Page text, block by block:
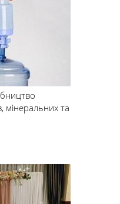
мінеральних та